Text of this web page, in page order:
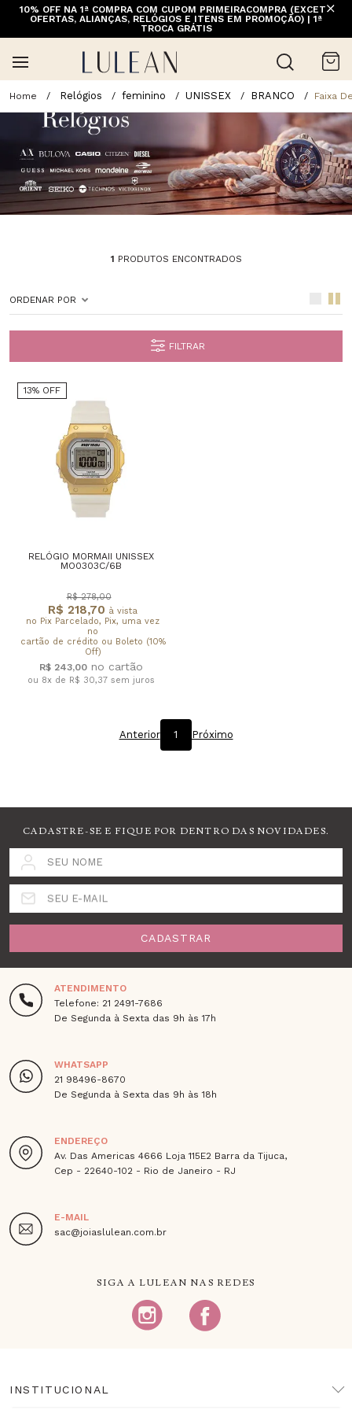
10% OFF NA 1ª COMPRA COM CUPOM PRIMEIRACOMPRA (EXCETO
OFERTAS, ALIANÇAS, RELÓGIOS E ITENS EM PROMOÇÃO) | 1ª
TROCA GRÁTIS
Relógios feminino UNISSEX BRANCO Faixa
1 PRODUTOS ENCONTRADOS
ORDENAR POR
FILTRAR
13% OFF
RELÓGIO MORMAII UNISSEX
MO0303C/6B
R$ 218,70 à vista
no Pix Parcelado, Pix, uma vez
no
cartão de crédito ou Boleto (10%
Off)
R$ 278,00
R$ 243,00
ou 8x de R$ 30,37 sem juros
Anterior 1 Próximo
CADASTRE-SE E FIQUE POR DENTRO DAS NOVIDADES.
SEU NOME
SEU E-MAIL
CADASTRAR
ATENDIMENTO
Telefone: 21 2491-7686
De Segunda à Sexta das 9h às 17h
WHATSAPP
21 98496-8670
De Segunda à Sexta das 9h às 18h
ENDEREÇO
Av. Das Americas 4666 Loja 115E2 Barra da Tijuca,
Cep - 22640-102 - Rio de Janeiro - RJ
E-MAIL
sac@joiaslulean.com.br
SIGA A LULEAN NAS REDES
INSTITUCIONAL